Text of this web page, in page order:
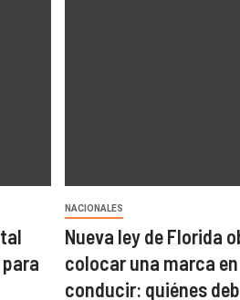
NACIONALES
Nueva ley de Florida
colocar una marca
conducir: quiénes